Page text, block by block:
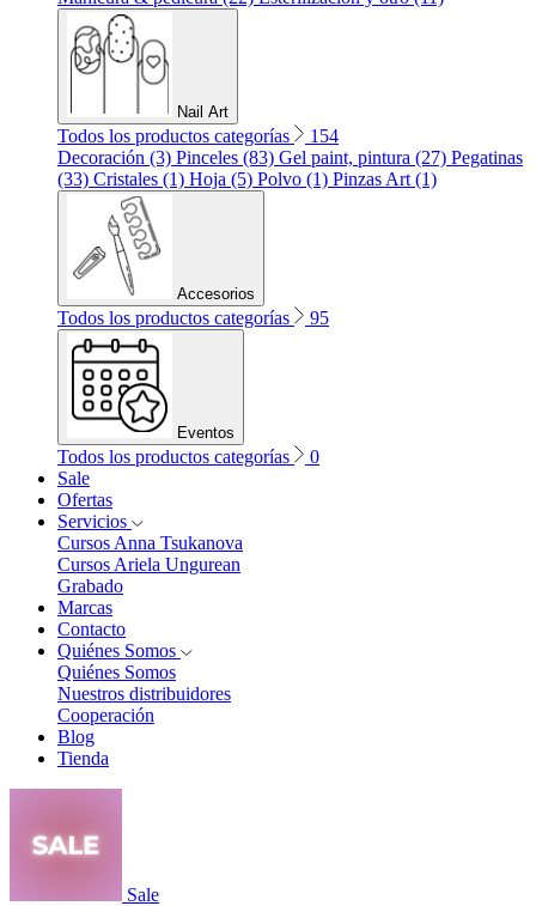
Nail Art
Todos los productos categorías
154
Decoración (3) Pinceles (83) Gel paint, pintura (27) Pegatinas
(33) Cristales (1) Hoja (5) Polvo (1) Pinzas Art (1)
Accesorios
Todos los productos categorías 95
Eventos
Todos los productos categorías
0
Sale
Ofertas
Servicios
Cursos Anna Tsukanova
Cursos Ariela Ungurean
Grabado
Marcas
Contacto
Quiénes Somos
Quiénes Somos
Nuestros distribuidores
Cooperación
Blog
Tienda
Sale